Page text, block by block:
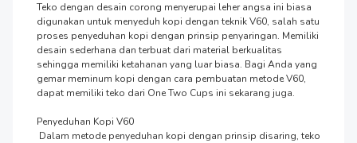
Teko dengan desain corong menyerupai leher angsa ini biasa
digunakan untuk menyeduh kopi dengan teknik V60, salah satu
proses penyeduhan kopi dengan prinsip penyaringan. Memiliki
desain sederhana dan terbuat dari material berkualitas
sehingga memiliki ketahanan yang luar biasa. Bagi Anda yang
gemar meminum kopi dengan cara pembuatan metode V60,
dapat memiliki teko dari One Two Cups ini sekarang juga.
Penyeduhan Kopi V60